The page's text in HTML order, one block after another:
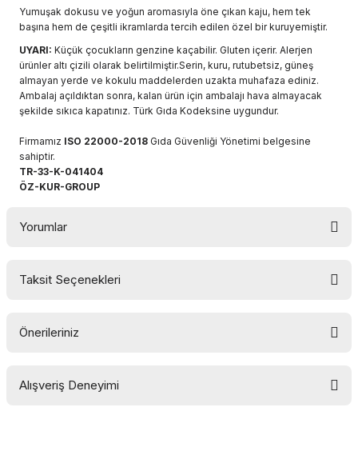
Yumuşak dokusu ve yoğun aromasıyla öne çıkan kaju, hem tek
başına hem de çeşitli ikramlarda tercih edilen özel bir kuruyemiştir.
UYARI: Küçük çocukların genzine kaçabilir. Gluten içerir. Alerjen
ürünler altı çizili olarak belirtilmiştir.Serin, kuru, rutubetsiz, güneş
almayan yerde ve kokulu maddelerden uzakta muhafaza ediniz.
Ambalaj açıldıktan sonra, kalan ürün için ambalajı hava almayacak
şekilde sıkıca kapatınız. Türk Gıda Kodeksine uygundur.
Firmamız ISO 22000-2018 Gıda Güvenliği Yönetimi belgesine
sahiptir.
TR-33-K-041404
ÖZ-KUR-GROUP
Yorumlar
Taksit Seçenekleri
Önerileriniz
konularda yetersiz gördüğünüz noktaları öneri formunu
Alışveriş Deneyimi